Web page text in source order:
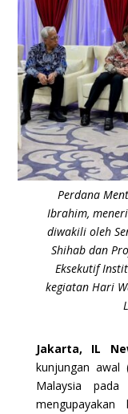
Perdana
Ibrahim,
diwakili oleh
Shihab dan
Eksekutif
kegiatan Hari
Jakarta, IL
kunjungan awal
Malaysia